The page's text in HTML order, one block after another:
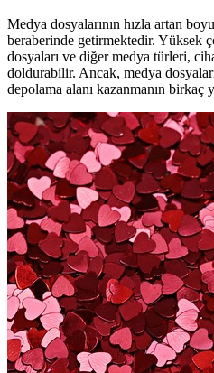
Medya dosyalarının hızla artan
beraberinde getirmektedir. Yüksek
dosyaları ve diğer medya türleri,
doldurabilir. Ancak, medya
depolama alanı kazanmanın birkaç